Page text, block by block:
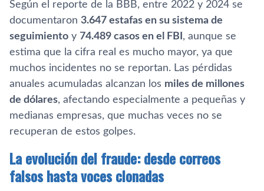
Según el reporte de la BBB, entre 2022 y 2024 se
documentaron 3.647 estafas en su sistema de
seguimiento y 74.489 casos en el FBI , aunque se
estima que la cifra real es mucho mayor, ya que
muchos incidentes no se reportan. Las pérdidas
anuales acumuladas alcanzan los miles de millones
de dólares, afectando especialmente a pequeñas y
medianas empresas, que muchas veces no se
recuperan de estos golpes.
La evolución del fraude: desde correos
falsos hasta voces clonadas